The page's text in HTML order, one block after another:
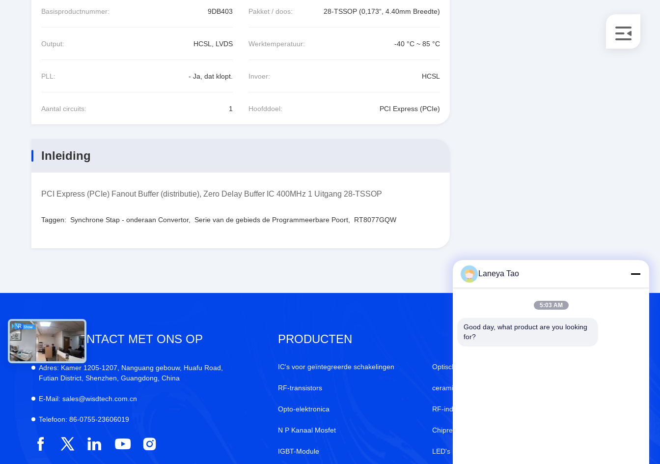
Basisproductnummer: 9DB403 Pakket / doos: 28-TSSOP (0,173“, 4.40mm Breedte)
Output: HCSL, LVDS Werktemperatuur: -40 °C ~ 85 °C
PLL: - Ja, dat klopt. Invoer: HCSL
Aantal circuits: 1 Hoofddoel: PCI Express (PCIe)
Inleiding
PCI Express (PCIe) Fanout Buffer (distributie), Zero Delay Buffer IC 400MHz 1 Uitgang 28-TSSOP
Taggen: Synchrone Stap - onderaan Convertor, Serie van de gebieds de Programmeerbare Poort RT8077GQW
NEEM CONTACT MET ONS OP
Adres: Kamer 1205-1207, Nanguang gebouw, Huafu Road,
Futian District, Shenzhen, Guangdong, China
E-Mail: sales@wisdtech.com.cn
Telefoon: 86-0755-23606019
PRODUCTEN
IC's voor geïntegreerde schakelingen
RF-transistors
Opto-elektronica
N P Kanaal Mosfet
IGBT-Module
Optische Sensoren
ceramische condensatoren
RF-inducteurs
Chipresistoren
LED's met een hoog vermogen
Laneya Tao
5:03 AM
Good day, what product are you looking
for?